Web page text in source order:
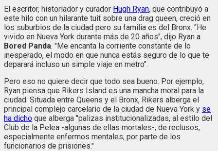
El escritor, historiador y curador Hugh Ryan, que contribuyó a
este hilo con un hilarante tuit sobre una drag queen, creció en
los suburbios de la ciudad pero su familia es del Bronx. "He
vivido en Nueva York durante más de 20 años", dijo Ryan a
Bored Panda. "Me encanta la corriente constante de lo
inesperado, el modo en que nunca estás seguro de lo que te
deparará incluso un simple viaje en metro".
Pero eso no quiere decir que todo sea bueno. Por ejemplo,
Ryan piensa que Rikers Island es una mancha moral para la
ciudad. Situada entre Queens y el Bronx, Rikers alberga el
principal complejo carcelario de la ciudad de Nueva York y se
ha dicho que alberga "palizas institucionalizadas, al estilo del
Club de la Pelea -algunas de ellas mortales-, de reclusos,
especialmente enfermos mentales, por parte de los
funcionarios de prisiones."